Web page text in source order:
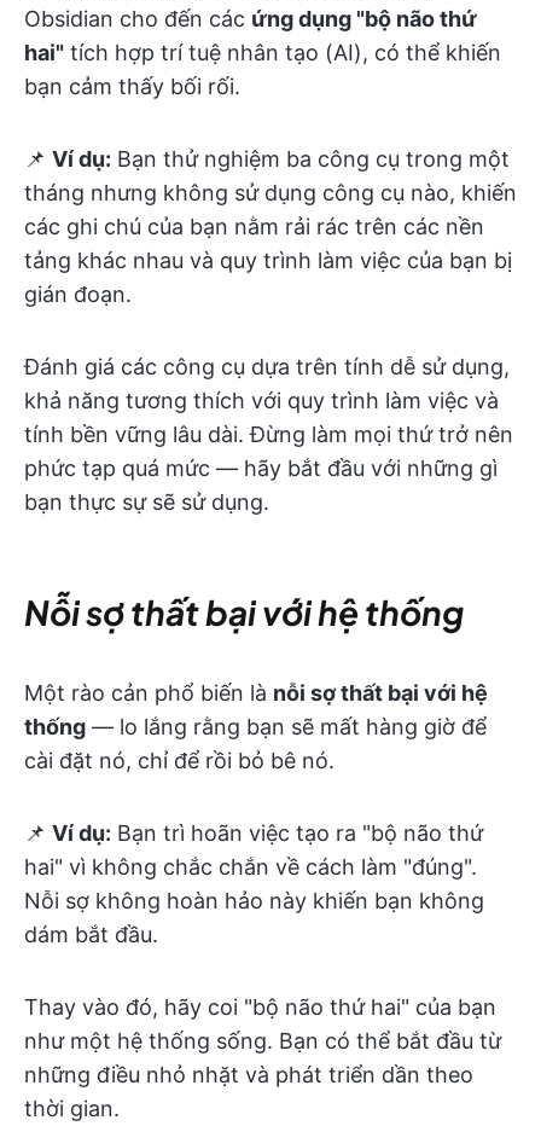
Obsidian cho đến các ứng dụng "bộ não thứ
hai" tích hợp trí tuệ nhân tạo (AI), có thể khiến
bạn cảm thấy bối rối.
📌 Ví dụ: Bạn thử nghiệm ba công cụ trong một
tháng nhưng không sử dụng công cụ nào, khiến
các ghi chú của bạn nằm rải rác trên các nền
tảng khác nhau và quy trình làm việc của bạn bị
gián đoạn.
Đánh giá các công cụ dựa trên tính dễ sử dụng,
khả năng tương thích với quy trình làm việc và
tính bền vững lâu dài. Đừng làm mọi thứ trở nên
phức tạp quá mức — hãy bắt đầu với những gì
bạn thực sự sẽ sử dụng.
Nỗi sợ thất bại với hệ thống
Một rào cản phổ biến là nỗi sợ thất bại với hệ
thống — lo lắng rằng bạn sẽ mất hàng giờ để
cài đặt nó, chỉ để rồi bỏ bê nó.
📌 Ví dụ: Bạn trì hoãn việc tạo ra "bộ não thứ
hai" vì không chắc chắn về cách làm "đúng".
Nỗi sợ không hoàn hảo này khiến bạn không
dám bắt đầu.
Thay vào đó, hãy coi "bộ não thứ hai" của bạn
như một hệ thống sống. Bạn có thể bắt đầu từ
những điều nhỏ nhặt và phát triển dần theo
thời gian.